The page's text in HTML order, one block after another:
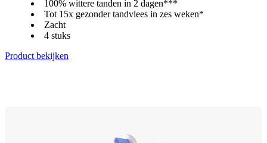
100% wittere tanden in 2 dagen***
Tot 15x gezonder tandvlees in zes weken*
Zacht
4 stuks
Product bekijken